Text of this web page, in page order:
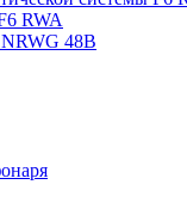
RWA
NRWG 48В